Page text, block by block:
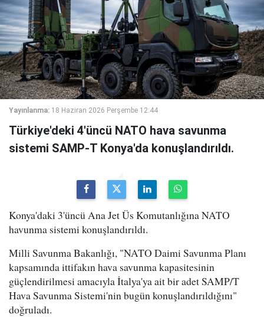
Yayınlanma: 18 Haziran 2026 Perşembe 12:44
Türkiye'deki 4'üncü NATO hava savunma
sistemi SAMP-T Konya'da konuşlandırıldı.
Konya'daki 3'üncü Ana Jet Üs Komutanlığına NATO
havunma sistemi konuşlandırıldı.
Milli Savunma Bakanlığı, "NATO Daimi Savunma Planı
kapsamında ittifakın hava savunma kapasitesinin
güçlendirilmesi amacıyla İtalya'ya ait bir adet SAMP/T
Hava Savunma Sistemi'nin bugün konuşlandırıldığını"
doğruladı.